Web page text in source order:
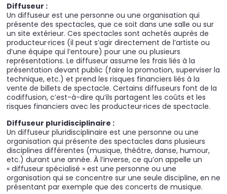
Diffuseur :
Un diffuseur est une personne ou une organisation qui
présente des spectacles, que ce soit dans une salle ou sur
un site extérieur. Ces spectacles sont achetés auprès de
producteur·rices (il peut s’agir directement de l’artiste ou
d’une équipe qui l’entoure) pour une ou plusieurs
représentations. Le diffuseur assume les frais liés à la
présentation devant public (faire la promotion, superviser la
technique, etc.) et prend les risques financiers liés à la
vente de billets de spectacle. Certains diffuseurs font de la
codiffusion, c’est-à-dire qu’ils partagent les coûts et les
risques financiers avec les producteur·rices de spectacle.
Diffuseur pluridisciplinaire :
Un diffuseur pluridisciplinaire est une personne ou une
organisation qui présente des spectacles dans plusieurs
disciplines différentes (musique, théâtre, danse, humour,
etc.) durant une année. À l’inverse, ce qu’on appelle un
« diffuseur spécialisé » est une personne ou une
organisation qui se concentre sur une seule discipline, en ne
présentant par exemple que des concerts de musique.